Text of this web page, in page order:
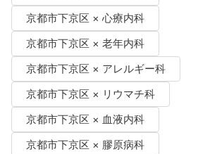
京都市下京区 × 心療内科
京都市下京区 × 老年内科
京都市下京区 × アレルギー科
京都市下京区 × リウマチ科
京都市下京区 × 血液内科
京都市下京区 × 膠原病科